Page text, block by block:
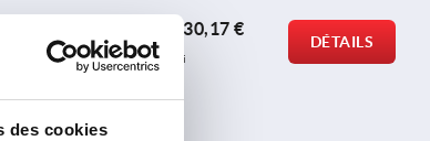
des cookies
30,17 €
hors TVA
hors frais d’envoi
DÉTAILS